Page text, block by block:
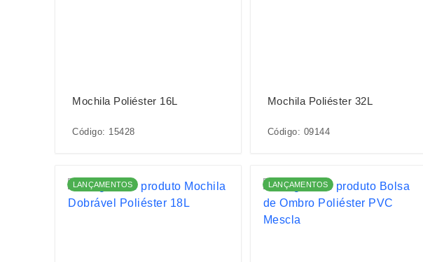
Mochila Poliéster 16L
Código: 15428
Mochila Poliéster 32L
Código: 09144
LANÇAMENTOS LANÇAMENTOS